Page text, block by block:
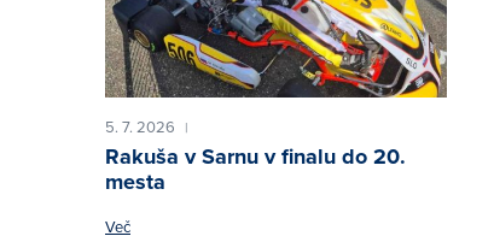
5. 7. 2026 |
Rakuša v Sarnu v finalu do 20.
mesta
Več